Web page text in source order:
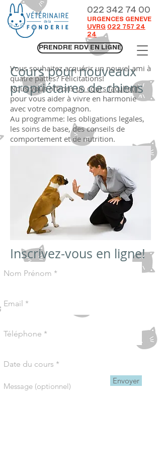
022 342 74 00
URGENCES GENEVE
UVRG 022 757 24
24
PRENDRE RDV EN LIGNE
Cours pour nouveaux
propriétaires de chiens
Vous souhaitez acquérir un nouvel ami à
quatre pattes? Félicitations!
Nous vous offronsun cours facultatif
pour vous aider à vivre en harmonie
avec votre compagnon.
Au programme: les obligations legales,
les soins de base, des conseils de
comportement et de nutrition.
Inscrivez-vous en ligne!
Envoyer